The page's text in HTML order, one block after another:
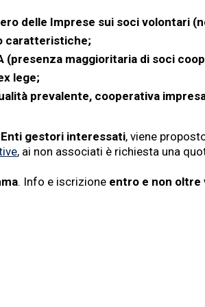
delle Imprese sui soci volontari
caratteristiche;
(presenza maggioritaria di soci
lege;
prevalente, cooperativa
gestori interessati, viene
, ai non associati è richiesta una
. Info e iscrizione entro e non oltre